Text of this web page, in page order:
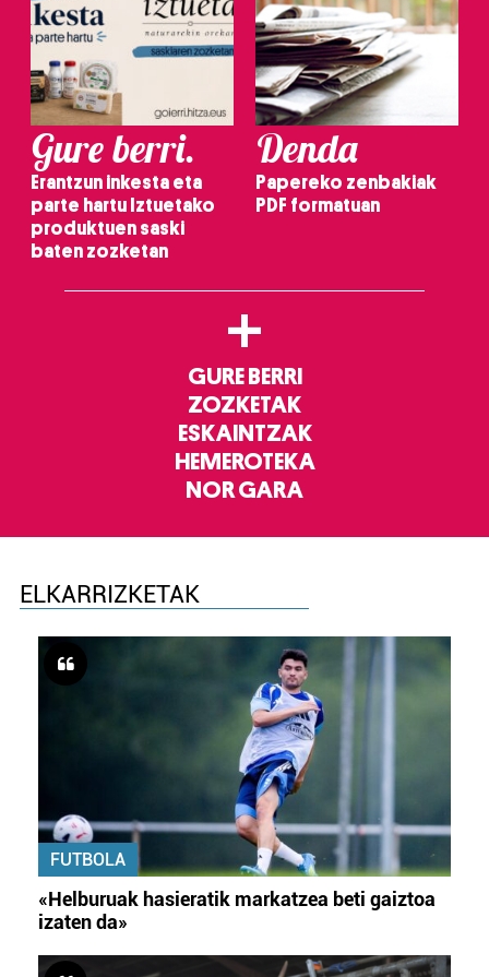
Gure berri.
Erantzun inkesta eta
parte hartu Iztuetako
produktuen saski
baten zozketan
Denda
Papereko zenbakiak
PDF formatuan
+
GURE BERRI
ZOZKETAK
ESKAINTZAK
HEMEROTEKA
NOR GARA
ELKARRIZKETAK
FUTBOLA
«Helburuak hasieratik markatzea beti gaiztoa
izaten da»